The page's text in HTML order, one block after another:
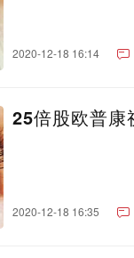
2020-12-18 16:14
25倍股欧普康
2020-12-18 16:35